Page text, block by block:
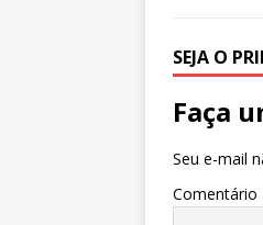
k
SEJA O
Faça
Seu e-mail
Comentário